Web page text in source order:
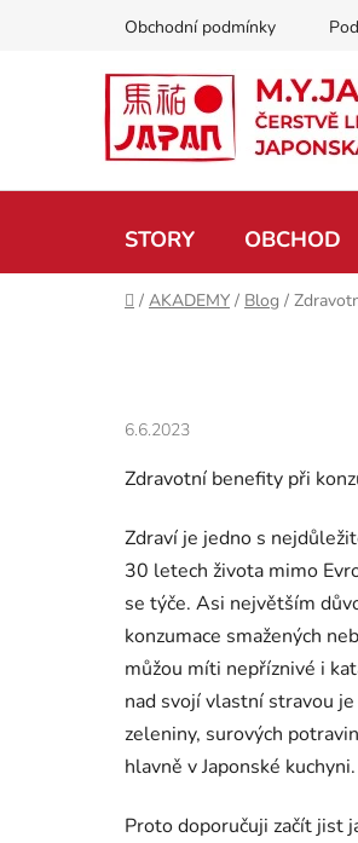
Obchodní podmínky
STORY OBCHOD
Domů
/ AKADEMY / Blog /
6.6.2023
Zdravotní benefity při
Zdraví je jedno s
30 letech života mimo
se týče. Asi největším
konzumace smažených
můžou míti nepříznivé i
nad svojí vlastní stravou
zeleniny, surových
hlavně v Japonské
Proto doporučuji začít jist